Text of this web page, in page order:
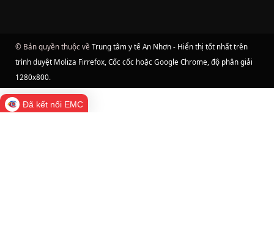
© Bản quyền thuộc về Trung tâm y tế An Nhơn - Hiển thị tốt nhất trên
trình duyệt Moliza Firrefox, Cốc cốc hoặc Google Chrome, độ phân giải
1280x800.
Đã kết nối EMC